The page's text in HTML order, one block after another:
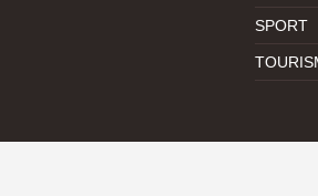
SPORT